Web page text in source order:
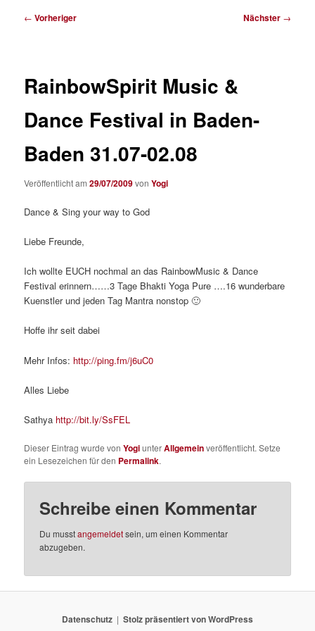
Beitragsnavigation
← Vorheriger Nächster →
RainbowSpirit Music &
Dance Festival in Baden-
Baden 31.07-02.08
Veröffentlicht am29/07/2009vonYogi
Dance & Sing your way to God
Liebe Freunde,
Ich wollte EUCH nochmal an das RainbowMusic & Dance
Festival erinnern……3 Tage Bhakti Yoga Pure ….16 wunderbare
Kuenstler und jeden Tag Mantra nonstop 🙂
Hoffe ihr seit dabei
Mehr Infos: http://ping.fm/j6uC0
Alles Liebe
Sathya http://bit.ly/SsFEL
Dieser Eintrag wurde vonYogiunterAllgemeinveröffentlicht. Setze
ein Lesezeichen für den Permalink.
Schreibe einen Kommentar
Du musstangemeldetsein, um einen Kommentar
abzugeben.
Datenschutz Stolz präsentiert von WordPress